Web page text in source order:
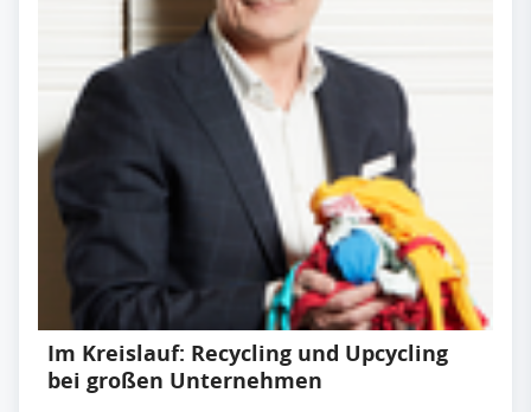
Im Kreislauf: Recycling und Upcycling
bei großen Unternehmen